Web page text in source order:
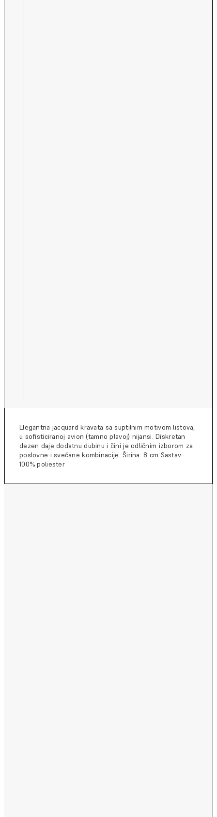
Elegantna jacquard kravata sa suptilnim motivom listova,
u sofisticiranoj avion (tamno plavoj) nijansi. Diskretan
dezen daje dodatnu dubinu i čini je odličnim izborom za
poslovne i svečane kombinacije. Širina: 8 cm Sastav:
100% poliester